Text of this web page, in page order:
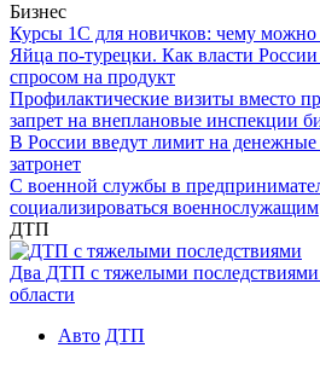
Бизнес
Курсы 1С для новичков: чему можно
Яйца по-турецки. Как власти
спросом на продукт
Профилактические визиты вместо
запрет на внеплановые инспекции
В России введут лимит на
затронет
С военной службы в
социализироваться военнослужащим
ДТП
Два ДТП с тяжелыми
области
Авто ДТП